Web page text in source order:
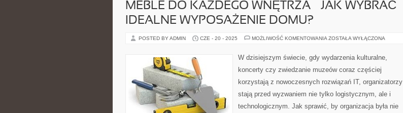
MEBLE DO KAŻDEGO WNĘTRZA – JAK WYBRAĆ
IDEALNE WYPOSAŻENIE DOMU?
POSTED BY ADMIN CZE - 20 - 2025 MOŻLIWOŚĆ KOMENTOWANIA MEBLE
WNĘTRZA
–
WYBRAĆ
WYPOSAŻENIE
ZOSTAŁA WYŁĄCZONA
W dzisiejszym świecie, gdy wydarzenia kulturalne,
koncerty czy zwiedzanie muzeów coraz częściej
korzystają z nowoczesnych rozwiązań IT, organizatorzy
stają przed wyzwaniem nie tylko logistycznym, ale i
technologicznym. Jak sprawić, by organizacja była nie